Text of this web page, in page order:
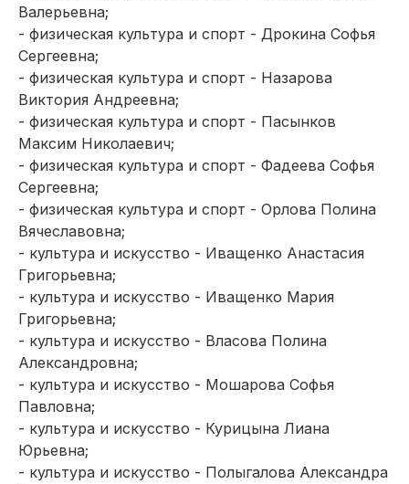
Валерьевна;
- физическая культура и спорт - Дрокина Софья
Сергеевна;
- физическая культура и спорт - Назарова
Виктория Андреевна;
- физическая культура и спорт - Пасынков
Максим Николаевич;
- физическая культура и спорт - Фадеева Софья
Сергеевна;
- физическая культура и спорт - Орлова Полина
Вячеславовна;
- культура и искусство - Иващенко Анастасия
Григорьевна;
- культура и искусство - Иващенко Мария
Григорьевна;
- культура и искусство - Власова Полина
Александровна;
- культура и искусство - Мошарова Софья
Павловна;
- культура и искусство - Курицына Лиана
Юрьевна;
- культура и искусство - Полыгалова Александра